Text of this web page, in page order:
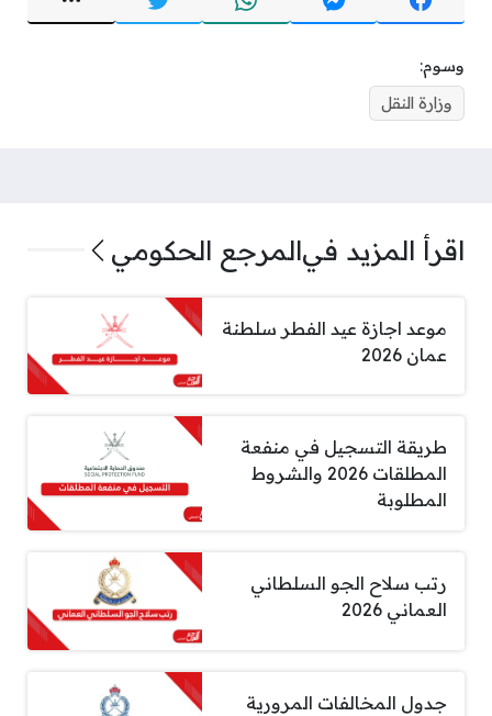
وسوم:
وزارة النقل
اقرأ المزيد فيالمرجع الحكومي
موعد اجازة عيد الفطر سلطنة
عمان 2026
طريقة التسجيل في منفعة
المطلقات 2026 والشروط
المطلوبة
رتب سلاح الجو السلطاني
العماني 2026
جدول المخالفات المرورية